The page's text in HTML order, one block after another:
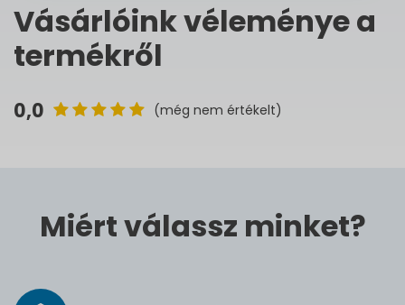
Vásárlóink véleménye a
termékről
0,0 (még nem értékelt)
Miért válassz minket?